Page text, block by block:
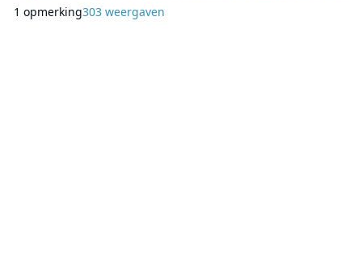
van Engeland, Nederland, België en daarbuiten te
1 opmerking303 weergaven